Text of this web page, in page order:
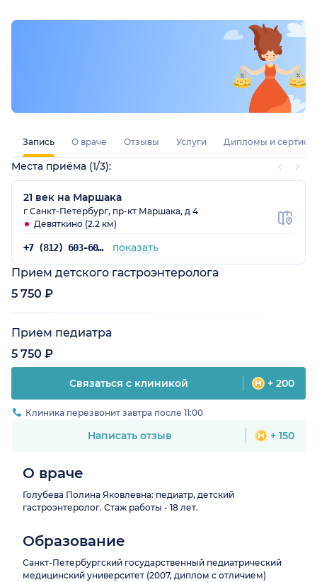
Запись О враче Отзывы Услуги Дипломы и
Места приёма (1/3):
21 век на Маршака
г Санкт-Петербург, пр-кт Маршака, д 4
Девяткино (2.2 км)
+7 (812) 603-60-42 показать
Прием детского гастроэнтеролога
5 750 ₽
Прием педиатра
5 750 ₽
Связаться с клиникой + 200
Клиника перезвонит завтра после 11:00
Написать отзыв + 150
О враче
Голубева Полина Яковлевна: педиатр, детский
гастроэнтеролог. Стаж работы - 18 лет.
Образование
Санкт-Петербургский государственный педиатрический
медицинский университет (2007, диплом с отличием)